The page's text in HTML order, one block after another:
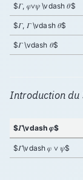
$𝛤, 𝜑∨𝜓 \vdash 𝜃$
$𝛤, 𝛤 \vdash 𝜃$
$𝛤 \vdash 𝜃$
Introduction
$𝛤\vdash 𝜑$
$𝛤\vdash 𝜑 ∨ 𝜓$